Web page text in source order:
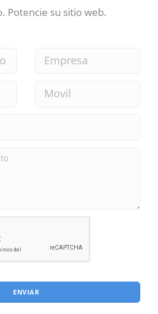
Potencie su sitio web.
ENVIAR